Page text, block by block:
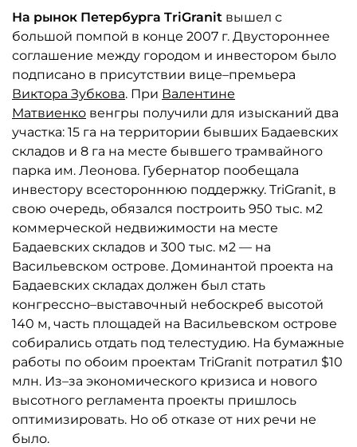
На рынок Петербурга TriGranit вышел с
большой помпой в конце 2007 г. Двустороннее
соглашение между городом и инвестором было
подписано в присутствии вице–премьера
Виктора Зубкова. При Валентине
Матвиенко венгры получили для изысканий два
участка: 15 га на территории бывших Бадаевских
складов и 8 га на месте бывшего трамвайного
парка им. Леонова. Губернатор пообещала
инвестору всестороннюю поддержку. TriGranit, в
свою очередь, обязался построить 950 тыс. м2
коммерческой недвижимости на месте
Бадаевских складов и 300 тыс. м2 — на
Васильевском острове. Доминантой проекта на
Бадаевских складах должен был стать
конгрессно–выставочный небоскреб высотой
140 м, часть площадей на Васильевском острове
собирались отдать под телестудию. На бумажные
работы по обоим проектам TriGranit потратил $10
млн. Из–за экономического кризиса и нового
высотного регламента проекты пришлось
оптимизировать. Но об отказе от них речи не
было.